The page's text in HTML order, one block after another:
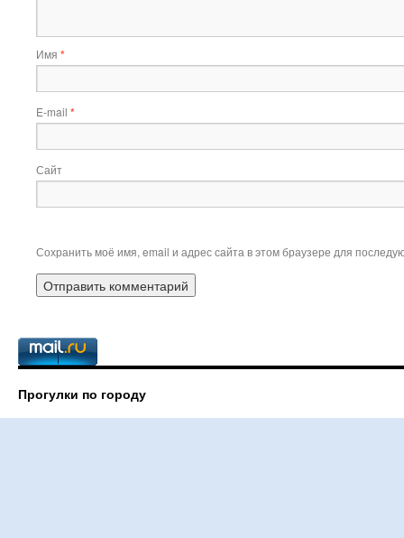
Имя *
E-mail *
Сайт
Сохранить моё имя, email и адрес сайта в этом браузере для
Прогулки по городу